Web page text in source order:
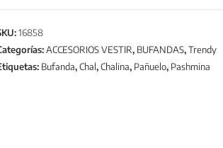
16858
ACCESORIOS VESTIR, BUFANDAS,Trendy
Bufanda,Chal,Chalina, Pañuelo, Pashmina